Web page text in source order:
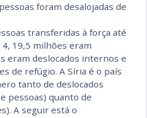
foram desalojadas de
transferidas à força até
19,5 milhões eram
eram deslocados internos e
de refúgio. A Síria é o país
tanto de deslocados
pessoas) quanto de
A seguir está o